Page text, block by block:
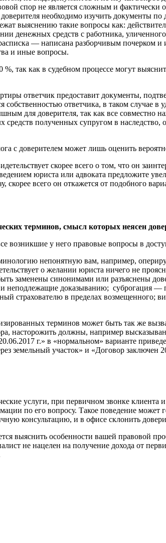
спор не является сложным и
необходимо изучить документы
выяснению такие вопросы как:
денежных средств с работника,
— написана разборчивым почерком
и иные вопросы.
так как в судебном процессе могут
ответчик предоставит документы,
ответчика, в таком случае в
для доверителя, так как все
полученных супругом в
с доверителем может лишь оценить
скорее всего о том, что он
юриста или адвоката предложите
скорее всего он откажется от подобного
терминов, смысл которых неясен
возникшие у него правовые вопросы в
непонятную вам, например,
о желании юриста ничего не
заменены синонимами или разъяснены
неподлежащие доказыванию; суброгация —
страхователю в пределах
терминов может быть так же
насторожить должны, например
г.» в «нормальном» варианте
земельный участок» и «Договор заключен
услуги, при первичном звонке клиента
по его вопросу. Такое поведение
консультацию, и в офисе склонить
выяснить особенности вашей правовой
не нацелен на получение дохода от